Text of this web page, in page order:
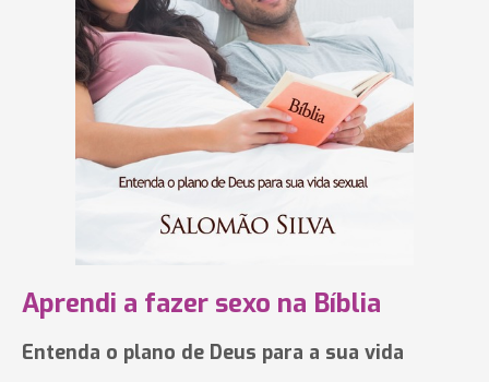
Aprendi a fazer sexo na Bíblia
Entenda o plano de Deus para a sua vida